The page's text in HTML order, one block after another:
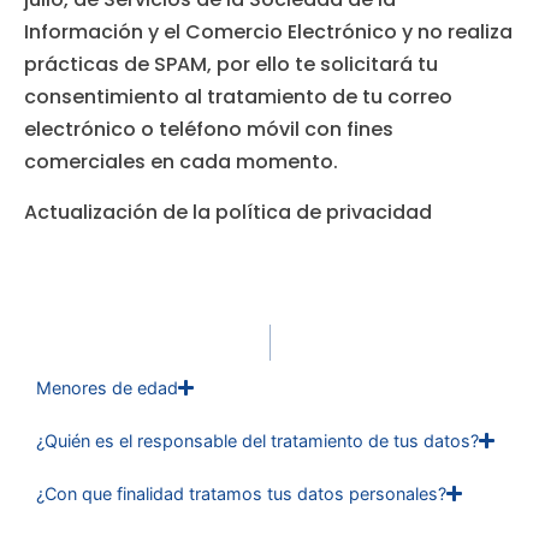
Información y el Comercio Electrónico y no realiza
prácticas de SPAM, por ello te solicitará tu
consentimiento al tratamiento de tu correo
electrónico o teléfono móvil con fines
comerciales en cada momento.
Actualización de la política de privacidad
Menores de edad
¿Quién es el responsable del tratamiento de tus datos?
¿Con que finalidad tratamos tus datos personales?